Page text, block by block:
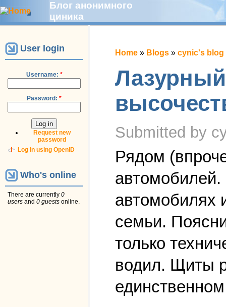
Блог анонимного
циника
User login
Username: *
Password: *
Request new
password
Log in using OpenID
Who's online
There are currently 0
users and 0 guests online.
Home » Blogs » cynic's blog
Submitted by
Рядом
автомобилей.
автомобилях
семьи.
только
водил. Щиты